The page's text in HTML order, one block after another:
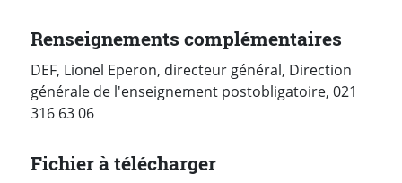
Renseignements complémentaires
DEF, Lionel Eperon, directeur général, Direction
générale de l'enseignement postobligatoire, 021
316 63 06
Fichier à télécharger